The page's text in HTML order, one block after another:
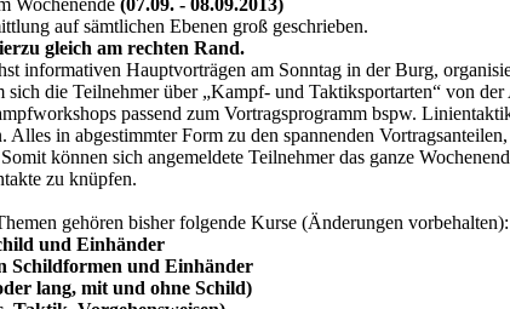
Wochenende (07.09. - 08.09.2013)
auf sämtlichen Ebenen groß geschrieben.
gleich am rechten Rand.
informativen Hauptvorträgen am Sonntag in der Burg,
sich die Teilnehmer über „Kampf- und Taktiksportarten“ von
passend zum Vortragsprogramm bspw.
in abgestimmter Form zu den spannenden
können sich angemeldete Teilnehmer das ganze
zu knüpfen.
gehören bisher folgende Kurse (Änderungen vorbehalten):
und Einhänder
Schildformen und Einhänder
lang, mit und ohne Schild)